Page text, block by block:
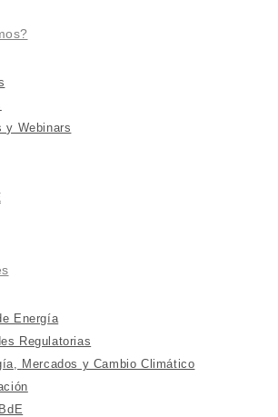
y Webinars
Energía
Regulatorias
Mercados y Cambio Climático